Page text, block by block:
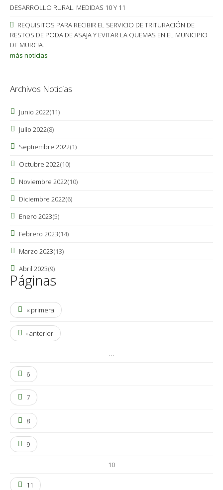
DESARROLLO RURAL. MEDIDAS 10 Y 11
REQUISITOS PARA RECIBIR EL SERVICIO DE TRITURACIÓN DE
RESTOS DE PODA DE ASAJA Y EVITAR LA QUEMAS EN EL MUNICIPIO
DE MURCIA..
más noticias
Archivos Noticias
Junio 2022(11)
Julio 2022(8)
Septiembre 2022(1)
Octubre 2022(10)
Noviembre 2022(10)
Diciembre 2022(6)
Enero 2023(5)
Febrero 2023(14)
Marzo 2023(13)
Abril 2023(9)
Páginas
« primera
‹ anterior
…
6
7
8
9
10
11